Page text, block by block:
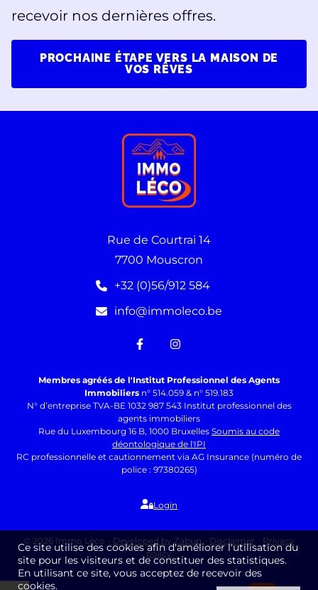
recevoir nos dernières offres.
PROCHAINE ÉTAPE VERS LA MAISON DE
VOS RÊVES
Rue de Courtrai 14
7700 Mouscron
+32 (0)56/912 584
info@immoleco.be
Membres agréés de l'Institut Professionnel des Agents
Immobiliers n° 514.059 & n° 519.183
N° d’entreprise TVA-BE 1032 987 543 Institut professionnel des
agents immobiliers
Rue du Luxembourg 16 B, 1000 Bruxelles Soumis au code
déontologique de l'IPI
RC professionnelle et cautionnement via AG Insurance (numéro de
police : 97380265)
Login
© 2026 Immo Léco Developed by Zabun Disclaimer
Privacy
policy
Ce site utilise des cookies afin d'améliorer l'utilisation du
site pour les visiteurs et de constituer des statistiques.
En utilisant ce site, vous acceptez de recevoir des
cookies.